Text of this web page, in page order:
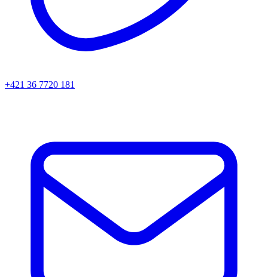
+421 36 7720 181